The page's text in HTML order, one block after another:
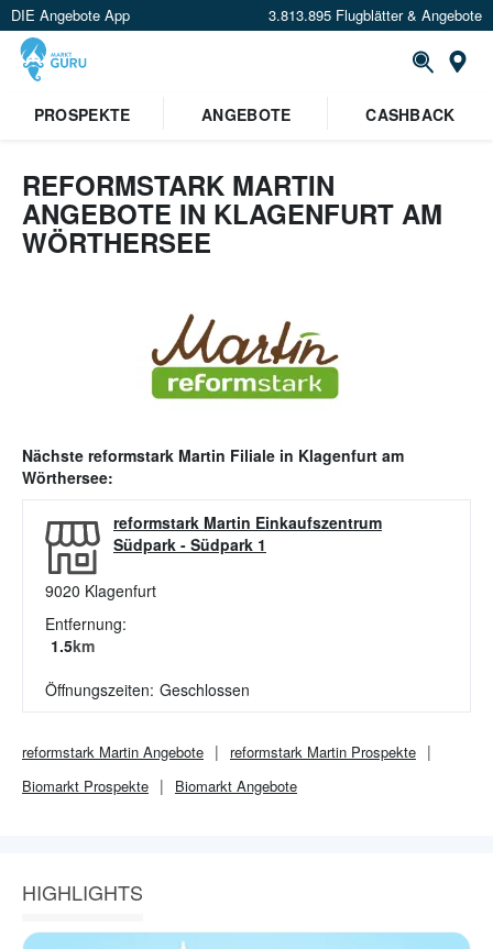
DIE Angebote App 3.813.895 Flugblätter & Angebote
PROSPEKTE
ANGEBOTE CASHBACK
REFORMSTARK MARTIN
ANGEBOTE IN KLAGENFURT AM
WÖRTHERSEE
Nächste reformstark Martin Filiale in Klagenfurt am
Wörthersee:
reformstark Martin Einkaufszentrum
Südpark - Südpark 1
9020 Klagenfurt
Entfernung:
1.5km
Öffnungszeiten: Geschlossen
reformstark Martin Angebote reformstark Martin Prospekte
Biomarkt Prospekte Biomarkt Angebote
HIGHLIGHTS